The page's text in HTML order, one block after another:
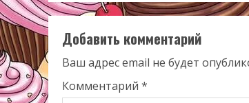
Добавить комментарий
Ваш адрес email не будет
Комментарий *